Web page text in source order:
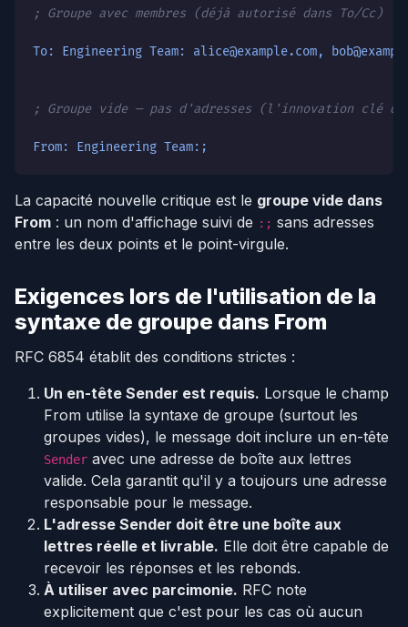
; Groupe avec membres (déjà autorisé dans To/Cc)
To: Engineering Team: alice@example.com,
; Groupe vide — pas d'adresses (l'innovation clé de
From: Engineering Team:;
La capacité nouvelle critique est le groupe vide dans
From : un nom d'affichage suivi de :; sans adresses
entre les deux points et le point-virgule.
Exigences lors de l'utilisation de la
syntaxe de groupe dans From
RFC 6854 établit des conditions strictes :
Un en-tête Sender est requis. Lorsque le champ
From utilise la syntaxe de groupe (surtout les
groupes vides), le message doit inclure un en-tête
Sender avec une adresse de boîte aux lettres
valide. Cela garantit qu'il y a toujours une adresse
responsable pour le message.
L'adresse Sender doit être une boîte aux
lettres réelle et livrable. Elle doit être capable de
recevoir les réponses et les rebonds.
À utiliser avec parcimonie. RFC note
explicitement que c'est pour les cas où aucun